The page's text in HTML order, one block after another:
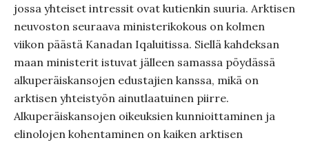
jossa yhteiset intressit ovat kutienkin suuria. Arktisen
neuvoston seuraava ministerikokous on kolmen
viikon päästä Kanadan Iqaluitissa. Siellä kahdeksan
maan ministerit istuvat jälleen samassa pöydässä
alkuperäiskansojen edustajien kanssa, mikä on
arktisen yhteistyön ainutlaatuinen piirre.
Alkuperäiskansojen oikeuksien kunnioittaminen ja
elinolojen kohentaminen on kaiken arktisen